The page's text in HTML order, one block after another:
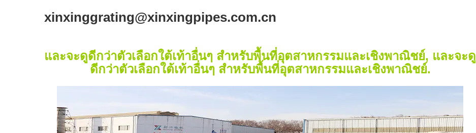
xinxinggrating@xinxingpipes.com.cn
และจะดูดีกว่าตัวเลือกใต้เท้าอื่นๆ สำหรับพื้นที่อุตสาหกรรมและเชิงพาณิชย์, และจะดู
ดีกว่าตัวเลือกใต้เท้าอื่นๆ สำหรับพื้นที่อุตสาหกรรมและเชิงพาณิชย์.